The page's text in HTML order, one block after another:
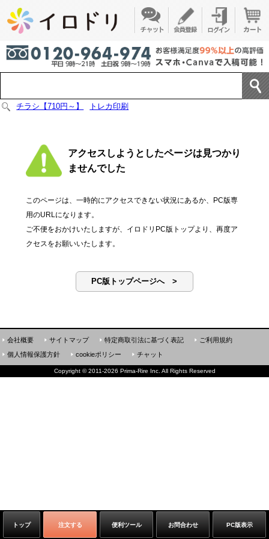
チラシ【710円～】 トレカ印刷
アクセスしようとしたページは見つかり
ませんでした
このページは、一時的にアクセスできない状況にあるか、PC版専
用のURLになります。
ご不便をおかけいたしますが、イロドリPC版トップより、再度ア
クセスをお願いいたします。
PC版トップページへ >
トップ 注文する 便利ツール お問合わせ PC版表示
会社概要 サイトマップ 特定商取引法に基づく表記
ご利用規約
個人情報保護方針
cookieポリシー チャット
Copyright ©2011-2026 Prima-Rire Inc. All Rights Reserved